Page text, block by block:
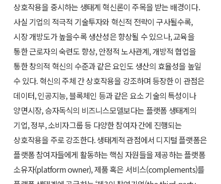
상호작용을 중시하는 생태계 혁신론이 주목을 받는 배경이다.
사실 기업의 적극적 기술투자와 혁신적 전략이 구사될수록,
시장 개방도가 높을수록 생산성은 향상될 수 있으나, 교육을
통한 근로자의 숙련도 향상, 안정적 노사관계, 개방적 협업을
통한 창의적 혁신의 수준과 같은 요인도 생산의 효율성을 높일
수 있다. 혁신의 주체 간 상호작용을 강조하며 등장한 이 관점은
데이터, 인공지능, 블록체인 등과 같은 요소 기술의 특성이나
양면시장, 승자독식의 비즈니스모델보다는 플랫폼 생태계의
기업, 정부, 소비자그룹 등 다양한 참여자 간에 진행되는
상호작용을 주로 강조한다. 생태계적 관점에서 디지털 플랫폼은
플랫폼 참여자들에게 활동하는 핵심 자원들을 제공하는 플랫폼
소유자(platform owner), 제품 혹은 서비스(complements)를